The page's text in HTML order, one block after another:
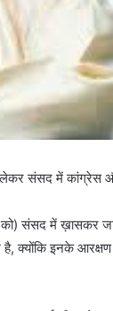
संसद में कांग्रेस
को) संसद में ख़ासकर
इनके आरक्षण